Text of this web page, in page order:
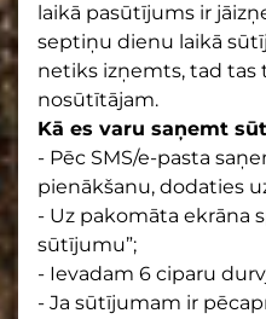
laikā pasūtījums ir
septiņu dienu laikā
netiks izņemts, tad tas
nosūtītājam.
Kā es varu saņemt
- Pēc SMS/e-pasta
pienākšanu, dodaties
- Uz pakomāta ekrāna
sūtījumu”;
- Ievadam 6 ciparu
- Ja sūtījumam ir